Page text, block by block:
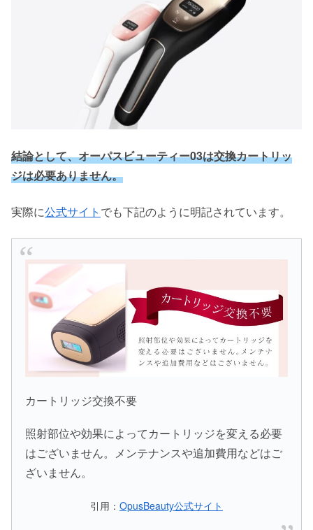
結論として、オーパスビューティー03は交換カートリッ
ジは必要ありません。
実際に公式サイト でも下記のように明記されています。
カートリッジ交換不要
照射部位や効果によってカートリッジを変える必要
はございません。メンテナンスや追加費用などはご
ざいません。
引用： OpusBeauty公式サイト